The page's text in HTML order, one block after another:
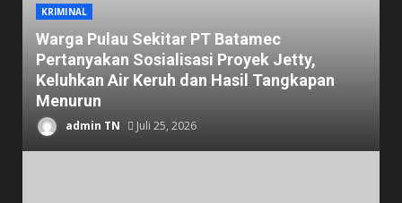
KRIMINAL
Warga Pulau Sekitar PT Batamec
Pertanyakan Sosialisasi Proyek Jetty,
Keluhkan Air Keruh dan Hasil Tangkapan
Menurun
admin TN Juli 25, 2026